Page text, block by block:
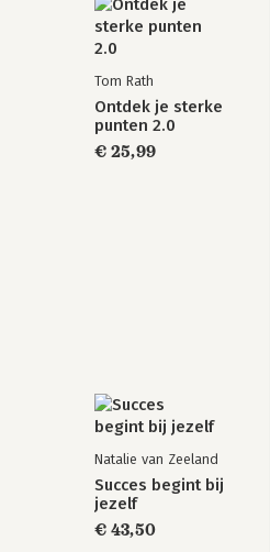
Tom Rath
Ontdek je sterke
punten 2.0
€ 25,99
Natalie van Zeeland
Succes begint bij
jezelf
€ 43,50